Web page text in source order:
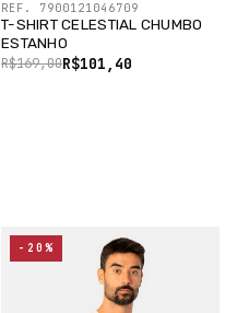
T-SHIRT CELESTIAL CHUMBO
ESTANHO
R$101,40
R$169,00
REF. 7900121046709
-20%